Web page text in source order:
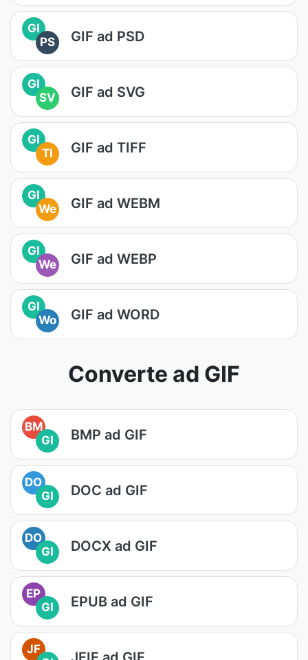
GI
PS
GIF ad PSD
GI
SV
GIF ad SVG
GI
TI
GIF ad TIFF
GI
We
GIF ad WEBM
GI
We
GIF ad WEBP
GI
Wo
GIF ad WORD
Converte ad GIF
BM
GI
BMP ad GIF
DO
GI
DOC ad GIF
DO
GI
DOCX ad GIF
EP
GI
EPUB ad GIF
JF